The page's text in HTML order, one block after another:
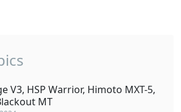
V3, HSP Warrior, Himoto MXT-5,
MT